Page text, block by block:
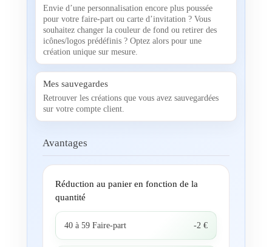
Envie d’une personnalisation encore plus poussée
pour votre faire-part ou carte d’invitation ? Vous
souhaitez changer la couleur de fond ou retirer des
icônes/logos prédéfinis ? Optez alors pour une
création unique sur mesure.
Mes sauvegardes
Retrouver les créations que vous avez sauvegardées
sur votre compte client.
Avantages
Réduction au panier en fonction de la
quantité
40 à 59 Faire-part -2 €